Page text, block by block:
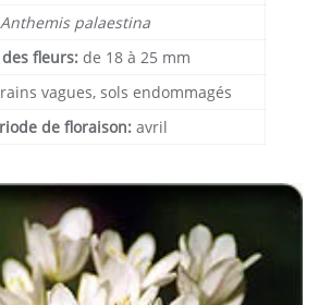
Anthemis palaestina
fleurs: de 18 à 25 mm
vagues, sols endommagés
de floraison:avril